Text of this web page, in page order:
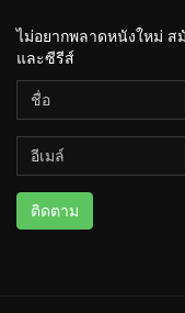
ไม่อยากพลาดหนังใหม่
และซีรีส์
ติดตาม